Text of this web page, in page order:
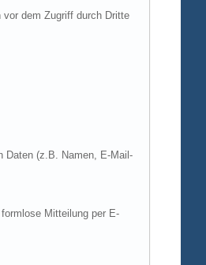
dem Zugriff durch Dritte
Daten (z.B. Namen, E-Mail-
Mitteilung per E-